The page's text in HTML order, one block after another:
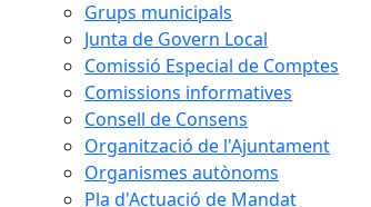
Grups municipals
Junta de Govern Local
Comissió Especial de Comptes
Comissions informatives
Consell de Consens
Organització de l'Ajuntament
Organismes autònoms
Pla d'Actuació de Mandat